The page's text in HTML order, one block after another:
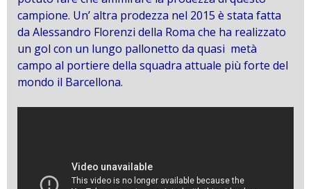
campione. Un’ altra prodezza nel 2015 è stata fatta
da Alessandro Florenzi della Roma che ha realizzato
un gol con un lungo pallonetto da quasi metà
campo al portiere della squadra attuale più forte del
mondo il Barcellona.